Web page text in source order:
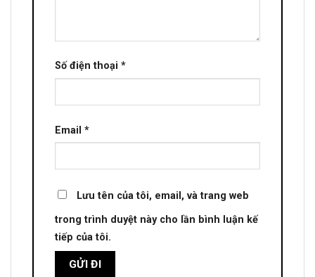
Số điện thoại *
Email *
Lưu tên của tôi, email, và trang web
trong trình duyệt này cho lần bình luận kế
tiếp của tôi.